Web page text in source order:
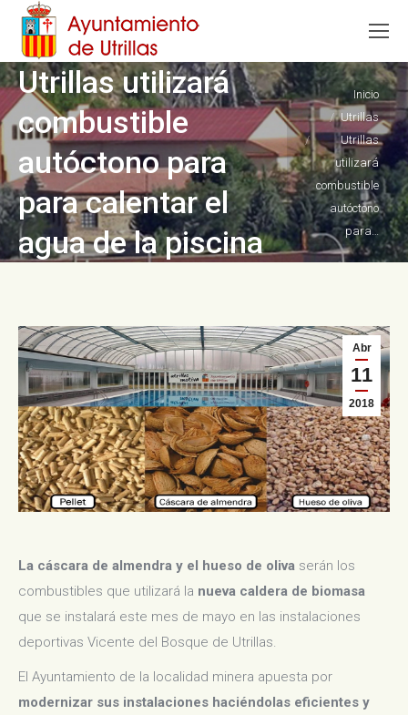
Utrillas utilizará
combustible
autóctono para
para calentar el
agua de la piscina
Estás aquí: Inicio
Utrillas
Utrillas
utilizará
combustible
autóctono
para…
Abr
11
2018
La cáscara de almendra y el hueso de oliva serán los
combustibles que utilizará la nueva caldera de biomasa
que se instalará este mes de mayo en las instalaciones
deportivas Vicente del Bosque de Utrillas.
El Ayuntamiento de la localidad minera apuesta por
modernizar sus instalaciones haciéndolas eficientes y